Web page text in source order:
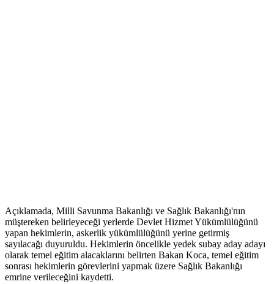
Açıklamada, Milli Savunma Bakanlığı ve Sağlık Bakanlığı'nın
müştereken belirleyeceği yerlerde Devlet Hizmet Yükümlülüğünü
yapan hekimlerin, askerlik yükümlülüğünü yerine getirmiş
sayılacağı duyuruldu. Hekimlerin öncelikle yedek subay aday adayı
olarak temel eğitim alacaklarını belirten Bakan Koca, temel eğitim
sonrası hekimlerin görevlerini yapmak üzere Sağlık Bakanlığı
emrine verileceğini kaydetti.